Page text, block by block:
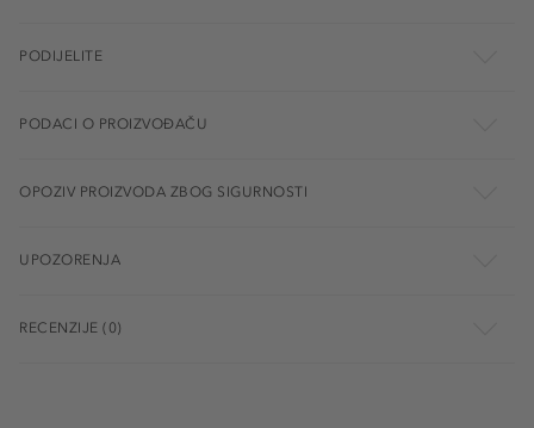
PODIJELITE
PODACI O PROIZVOĐAČU
OPOZIV PROIZVODA ZBOG SIGURNOSTI
UPOZORENJA
RECENZIJE (0)